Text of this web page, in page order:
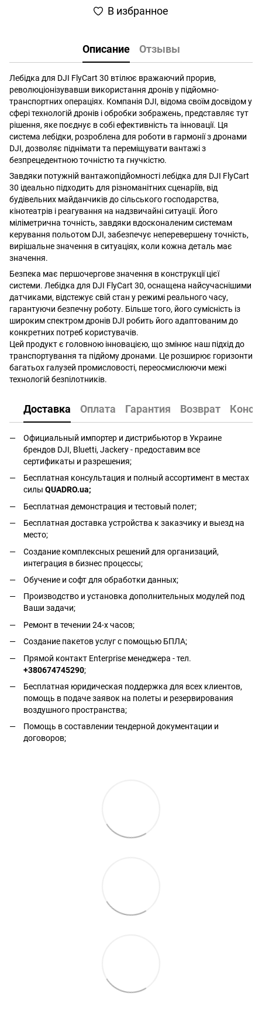
В избранное
Описание Отзывы
Лебідка для DJI FlyCart 30 втілює вражаючий прорив,
революціонізувавши використання дронів у підйомно-
транспортних операціях. Компанія DJI, відома своїм досвідом у
сфері технологій дронів і обробки зображень, представляє тут
рішення, яке поєднує в собі ефективність та інновації. Ця
система лебідки, розроблена для роботи в гармонії з дронами
DJI, дозволяє піднімати та переміщувати вантажі з
безпрецедентною точністю та гнучкістю.
Завдяки потужній вантажопідйомності лебідка для DJI FlyCart
30 ідеально підходить для різноманітних сценаріїв, від
будівельних майданчиків до сільського господарства,
кінотеатрів і реагування на надзвичайні ситуації. Його
міліметрична точність, завдяки вдосконаленим системам
керування польотом DJI, забезпечує неперевершену точність,
вирішальне значення в ситуаціях, коли кожна деталь має
значення.
Безпека має першочергове значення в конструкції цієї
системи. Лебідка для DJI FlyCart 30, оснащена найсучаснішими
датчиками, відстежує свій стан у режимі реального часу,
гарантуючи безпечну роботу. Більше того, його сумісність із
широким спектром дронів DJI робить його адаптованим до
конкретних потреб користувачів.
Цей продукт є головною інновацією, що змінює наш підхід до
транспортування та підйому дронами. Це розширює горизонти
багатьох галузей промисловості, переосмислюючи межі
технологій безпілотників.
Доставка Оплата Гарантия Возврат
Официальный импортер и дистрибьютор в Украине
брендов DJI, Bluetti, Jackery - предоставим все
сертификаты и разрешения;
Бесплатная консультация и полный ассортимент в местах
силы QUADRO.ua;
Бесплатная демонстрация и тестовый полет;
Бесплатная доставка устройства к заказчику и выезд на
место;
Создание комплексных решений для организаций,
интеграция в бизнес процессы;
Обучение и софт для обработки данных;
Производство и установка дополнительных модулей под
Ваши задачи;
Ремонт в течении 24-х часов;
Создание пакетов услуг с помощью БПЛА;
Прямой контакт Enterprise менеджера - тел.
+380674745290;
Бесплатная юридическая поддержка для всех клиентов,
помощь в подаче заявок на полеты и резервирования
воздушного пространства;
Помощь в составлении тендерной документации и
договоров;